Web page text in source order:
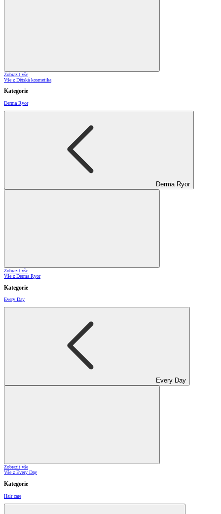
Zobrazit vše
Vše z Dětská kosmetika
Kategorie
Derma Ryor
Derma Ryor
Zobrazit vše
Vše z Derma Ryor
Kategorie
Every Day
Every Day
Zobrazit vše
Vše z Every Day
Kategorie
Hair care